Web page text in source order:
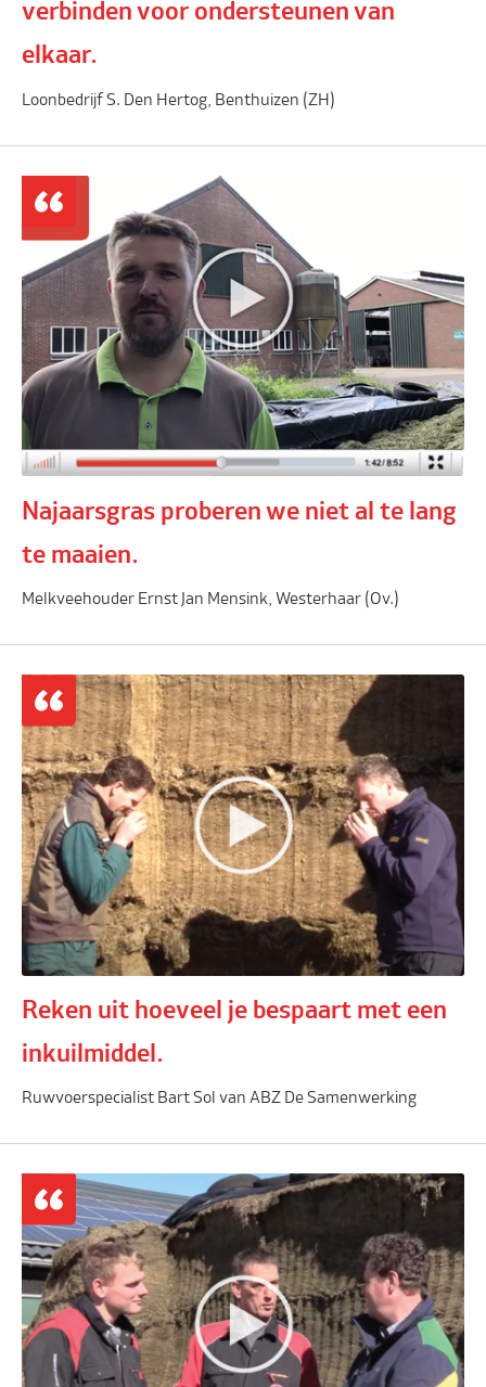
verbinden voor ondersteunen van
elkaar.
Loonbedrijf S. Den Hertog, Benthuizen (ZH)
Najaarsgras proberen we niet al te lang
te maaien.
Melkveehouder Ernst Jan Mensink, Westerhaar (Ov.)
Reken uit hoeveel je bespaart met een
inkuilmiddel.
Ruwvoerspecialist Bart Sol van ABZ De Samenwerking